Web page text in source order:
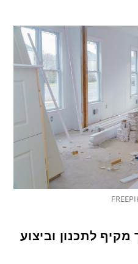
לתכנון וביצוע